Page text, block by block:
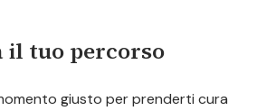
il tuo percorso
giusto per prenderti cura